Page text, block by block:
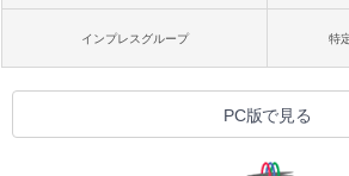
インプレスグループ 特
PC版で見る